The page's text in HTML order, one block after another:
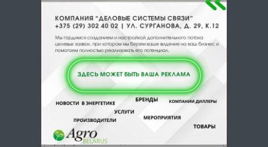
Колпак шланга распылителя 12,5 08
Колпачок форсунки под шланг 12,5 мм
для полевого штангового
опрыскивателя или агрегата внесения
жидких удобрений. Применяется для
присоединения гибкого шланга к
форсунке и выведения его к
Показать т
елефоны
ЗАКАЗАТЬ